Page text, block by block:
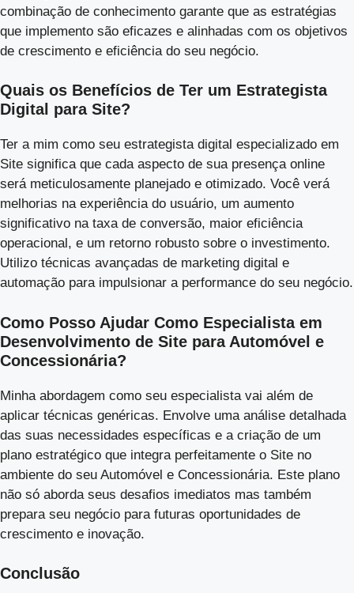
combinação de conhecimento garante que as estratégias
que implemento são eficazes e alinhadas com os objetivos
de crescimento e eficiência do seu negócio.
Quais os Benefícios de Ter um Estrategista
Digital para Site?
Ter a mim como seu estrategista digital especializado em
Site significa que cada aspecto de sua presença online
será meticulosamente planejado e otimizado. Você verá
melhorias na experiência do usuário, um aumento
significativo na taxa de conversão, maior eficiência
operacional, e um retorno robusto sobre o investimento.
Utilizo técnicas avançadas de marketing digital e
automação para impulsionar a performance do seu negócio.
Como Posso Ajudar Como Especialista em
Desenvolvimento de Site para Automóvel e
Concessionária?
Minha abordagem como seu especialista vai além de
aplicar técnicas genéricas. Envolve uma análise detalhada
das suas necessidades específicas e a criação de um
plano estratégico que integra perfeitamente o Site no
ambiente do seu Automóvel e Concessionária. Este plano
não só aborda seus desafios imediatos mas também
prepara seu negócio para futuras oportunidades de
crescimento e inovação.
Conclusão